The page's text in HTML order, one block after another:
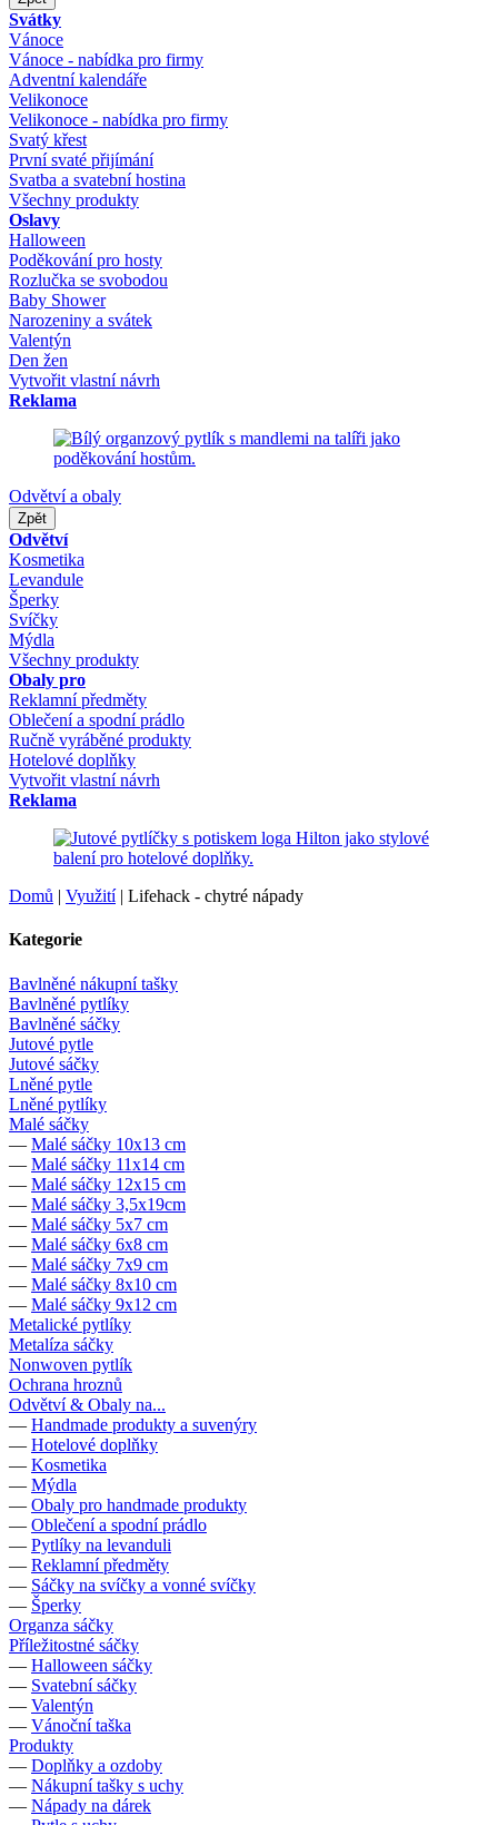
Svátky
Vánoce
Vánoce - nabídka pro firmy
Adventní kalendáře
Velikonoce
Velikonoce - nabídka pro firmy
Svatý křest
První svaté přijímání
Svatba a svatební hostina
Všechny produkty
Oslavy
Halloween
Poděkování pro hosty
Rozlučka se svobodou
Baby Shower
Narozeniny a svátek
Valentýn
Den žen
Vytvořit vlastní návrh
Reklama
Odvětví a obaly
Zpět
Odvětví
Kosmetika
Levandule
Šperky
Svíčky
Mýdla
Všechny produkty
Obaly pro
Reklamní předměty
Oblečení a spodní prádlo
Ručně vyráběné produkty
Hotelové doplňky
Vytvořit vlastní návrh
Reklama
Domů | Využití| Lifehack - chytré nápady
Kategorie
Bavlněné nákupní tašky
Bavlněné pytlíky
Bavlněné sáčky
Jutové pytle
Jutové sáčky
Lněné pytle
Lněné pytlíky
Malé sáčky
— Malé sáčky 10x13 cm
— Malé sáčky 11x14 cm
— Malé sáčky 12x15 cm
— Malé sáčky 3,5x19cm
— Malé sáčky 5x7 cm
— Malé sáčky 6x8 cm
— Malé sáčky 7x9 cm
— Malé sáčky 8x10 cm
— Malé sáčky 9x12 cm
Metalické pytlíky
Metalíza sáčky
Nonwoven pytlík
Ochrana hroznů
Odvětví & Obaly na...
— Handmade produkty a suvenýry
— Hotelové doplňky
— Kosmetika
— Mýdla
— Obaly pro handmade produkty
— Oblečení a spodní prádlo
— Pytlíky na levanduli
— Reklamní předměty
— Sáčky na svíčky a vonné svíčky
— Šperky
Organza sáčky
Příležitostné sáčky
— Halloween sáčky
— Svatební sáčky
— Valentýn
— Vánoční taška
Produkty
— Doplňky a ozdoby
— Nákupní tašky s uchy
— Nápady na dárek